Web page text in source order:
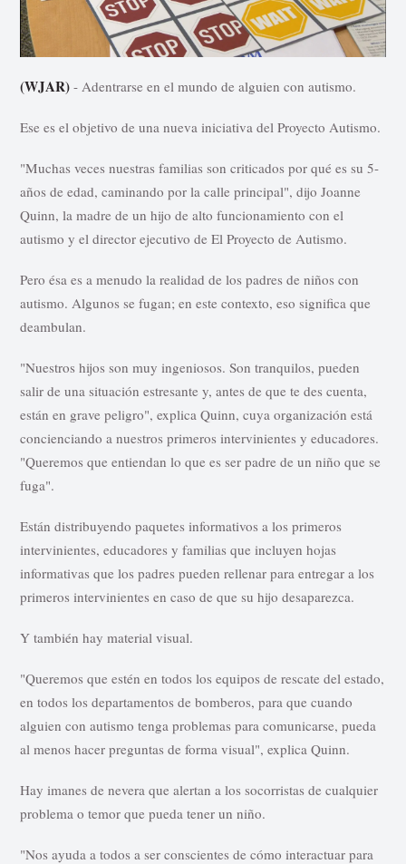
(WJAR) - Adentrarse en el mundo de alguien con autismo.
Ese es el objetivo de una nueva iniciativa del Proyecto Autismo.
"Muchas veces nuestras familias son criticados por qué es su 5-
años de edad, caminando por la calle principal", dijo Joanne
Quinn, la madre de un hijo de alto funcionamiento con el
autismo y el director ejecutivo de El Proyecto de Autismo.
Pero ésa es a menudo la realidad de los padres de niños con
autismo. Algunos se fugan; en este contexto, eso significa que
deambulan.
"Nuestros hijos son muy ingeniosos. Son tranquilos, pueden
salir de una situación estresante y, antes de que te des cuenta,
están en grave peligro", explica Quinn, cuya organización está
concienciando a nuestros primeros intervinientes y educadores.
"Queremos que entiendan lo que es ser padre de un niño que se
fuga".
Están distribuyendo paquetes informativos a los primeros
intervinientes, educadores y familias que incluyen hojas
informativas que los padres pueden rellenar para entregar a los
primeros intervinientes en caso de que su hijo desaparezca.
Y también hay material visual.
"Queremos que estén en todos los equipos de rescate del estado,
en todos los departamentos de bomberos, para que cuando
alguien con autismo tenga problemas para comunicarse, pueda
al menos hacer preguntas de forma visual", explica Quinn.
Hay imanes de nevera que alertan a los socorristas de cualquier
problema o temor que pueda tener un niño.
"Nos ayuda a todos a ser conscientes de cómo interactuar para